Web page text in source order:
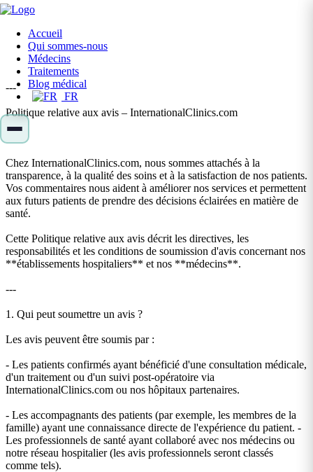
Accueil
Qui sommes-nous
Médecins
Traitements
Blog médical
FR
---
Politique relative aux avis – InternationalClinics.com
Chez InternationalClinics.com, nous sommes attachés à la
transparence, à la qualité des soins et à la satisfaction de nos patients.
Vos commentaires nous aident à améliorer nos services et permettent
aux futurs patients de prendre des décisions éclairées en matière de
santé.
Cette Politique relative aux avis décrit les directives, les
responsabilités et les conditions de soumission d'avis concernant nos
**établissements hospitaliers** et nos **médecins**.
---
1. Qui peut soumettre un avis ?
Les avis peuvent être soumis par :
- Les patients confirmés ayant bénéficié d'une consultation médicale,
d'un traitement ou d'un suivi post-opératoire via
InternationalClinics.com ou nos hôpitaux partenaires.
- Les accompagnants des patients (par exemple, les membres de la
famille) ayant une connaissance directe de l'expérience du patient. -
Les professionnels de santé ayant collaboré avec nos médecins ou
notre réseau hospitalier (les avis professionnels seront classés
comme tels).